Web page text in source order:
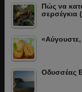
Πώς να
σερσέγκια
Οδυσσέας